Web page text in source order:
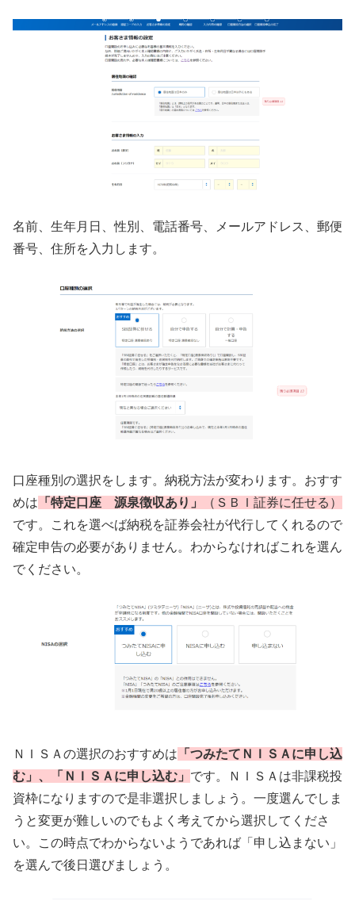
名前、生年月日、性別、電話番号、メールアドレス、郵便
番号、住所を入力します。
口座種別の選択をします。納税方法が変わります。おすす
めは 「特定口座 源泉徴収あり」
（ＳＢＩ証券に任せる）
です。これを選べば納税を証券会社が代行してくれるので
確定申告の必要がありません。わからなければこれを選ん
でください。
ＮＩＳＡの選択のおすすめは 「つみたてＮＩＳＡに申し込
む」、「ＮＩＳＡに申し込む」 です。ＮＩＳＡは非課税投
資枠になりますので是非選択しましょう。一度選んでしま
うと変更が難しいのでもよく考えてから選択してくださ
い。この時点でわからないようであれば「申し込まない」
を選んで後日選びましょう。